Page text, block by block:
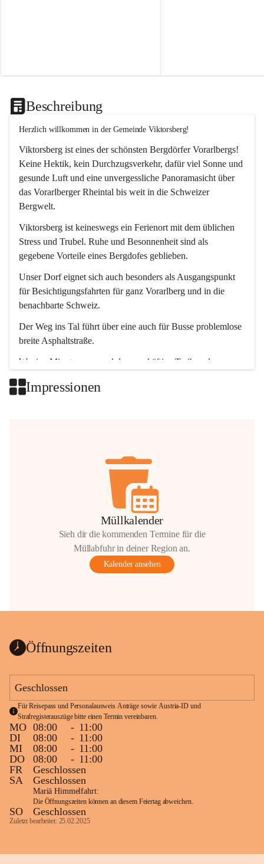
Beschreibung
Herzlich willkommen in der Gemeinde Viktorsberg!
Viktorsberg ist eines der schönsten Bergdörfer Vorarlbergs!
Keine Hektik, kein Durchzugsverkehr, dafür viel Sonne und
gesunde Luft und eine unvergessliche Panoramasicht über
das Vorarlberger Rheintal bis weit in die Schweizer
Bergwelt.
Viktorsberg ist keineswegs ein Ferienort mit dem üblichen
Stress und Trubel. Ruhe und Besonnenheit sind als
gegebene Vorteile eines Bergdofes geblieben.
Unser Dorf eignet sich auch besonders als Ausgangspunkt
für Besichtigungsfahrten für ganz Vorarlberg und in die
benachbarte Schweiz.
Der Weg ins Tal führt über eine auch für Busse problemlose
breite Asphaltstraße.
Wenige Minuten nur, und das geschäftige Treiben der
Impressionen
Müllkalender
Sieh dir die kommenden Termine für die
Müllabfuhr in deiner Region an.
Kalender ansehen
Öffnungszeiten
Geschlossen
Für Reisepass und Personalausweis Anträge sowie Austria-ID und
Strafregisterauszüge bitte einen Termin vereinbaren.
MO 08:00 - 11:00
DI
08:00 - 11:00
MI
08:00 - 11:00
DO
08:00 - 11:00
FR
Geschlossen
SA
Geschlossen
Mariä Himmelfahrt:
Die Öffnungszeiten können an diesem Feiertag abweichen.
SO Geschlossen
Zuletzt bearbeitet: 25.02.2025